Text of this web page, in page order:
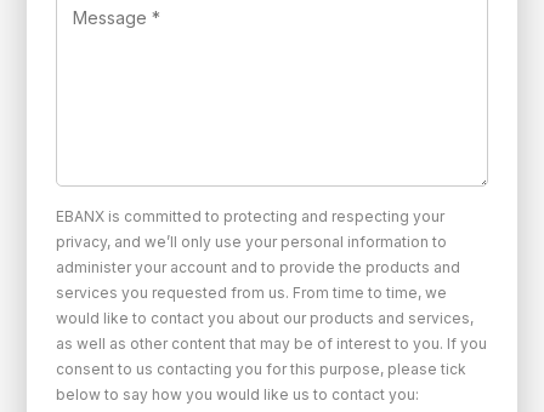
EBANX is committed to protecting and respecting your
privacy, and we’ll only use your personal information to
administer your account and to provide the products and
services you requested from us. From time to time, we
would like to contact you about our products and services,
as well as other content that may be of interest to you. If you
consent to us contacting you for this purpose, please tick
below to say how you would like us to contact you: